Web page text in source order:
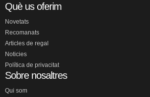
Què us oferim
Novetats
Recomanats
Articles de regal
Noticies
Política de privacitat
Sobre nosaltres
Qui som